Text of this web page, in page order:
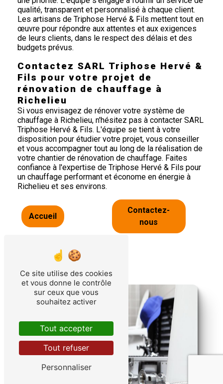
qualité, transparent et personnalisé à chaque client.
Les artisans de Triphose Hervé & Fils mettent tout en
œuvre pour répondre aux attentes et aux exigences
de leurs clients, dans le respect des délais et des
budgets prévus.
Contactez SARL Triphose Hervé &
Fils pour votre projet de
rénovation de chauffage à
Richelieu
Si vous envisagez de rénover votre système de
chauffage à Richelieu, n'hésitez pas à contacter SARL
Triphose Hervé & Fils. L'équipe se tient à votre
disposition pour étudier votre projet, vous conseiller
et vous accompagner tout au long de la réalisation de
votre chantier de rénovation de chauffage. Faites
confiance à l'expertise de Triphose Hervé & Fils pour
un chauffage performant et économe en énergie à
Richelieu et ses environs.
Accueil
Contactez-
nous
Ce site utilise des cookies
et vous donne le contrôle
sur ceux que vous
souhaitez activer
Tout accepter
Tout refuser
Personnaliser